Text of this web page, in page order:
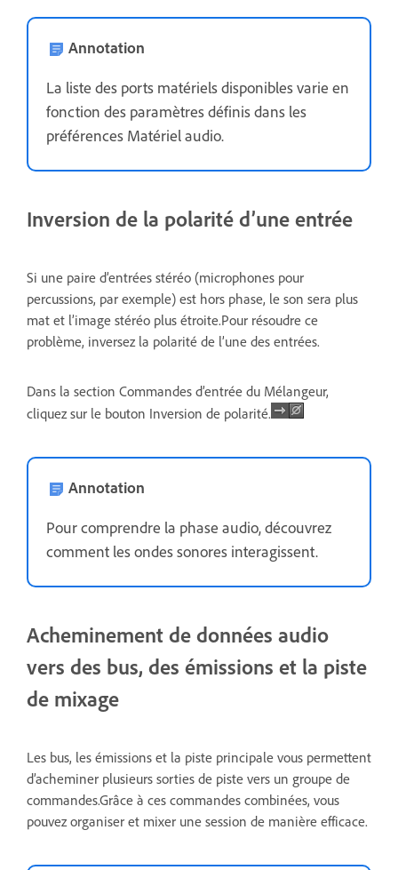
Annotation
La liste des ports matériels disponibles varie en
fonction des paramètres définis dans les
préférences Matériel audio.
Inversion de la polarité d’une entrée
Si une paire d’entrées stéréo (microphones pour
percussions, par exemple) est hors phase, le son sera plus
mat et l’image stéréo plus étroite.Pour résoudre ce
problème, inversez la polarité de l’une des entrées.
Dans la section Commandes d’entrée du Mélangeur,
cliquez sur le bouton Inversion de polarité.
Annotation
Pour comprendre la phase audio, découvrez
comment les ondes sonores interagissent.
Acheminement de données audio
vers des bus, des émissions et la piste
de mixage
Les bus, les émissions et la piste principale vous permettent
d’acheminer plusieurs sorties de piste vers un groupe de
commandes.Grâce à ces commandes combinées, vous
pouvez organiser et mixer une session de manière efficace.